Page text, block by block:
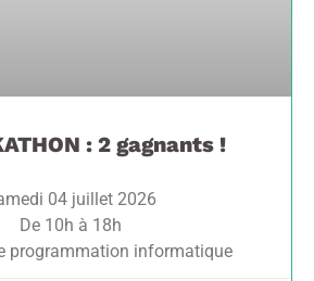
: 2 gagnants !
04 juillet 2026
De 10h à 18h
programmation informatique